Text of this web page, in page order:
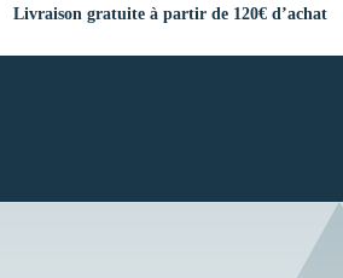
Livraison gratuite à partir de 120€ d’achat